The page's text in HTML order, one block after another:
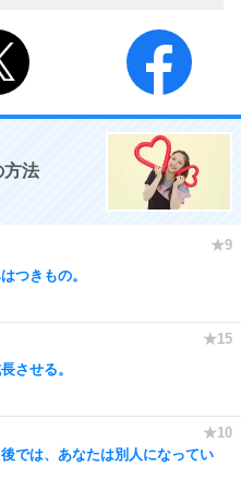
方法
つきもの。
させる。
では、あなたは別人になってい